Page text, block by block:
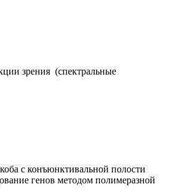
зрения (спектральные
с конъюнктивальной полости
генов методом полимеразной